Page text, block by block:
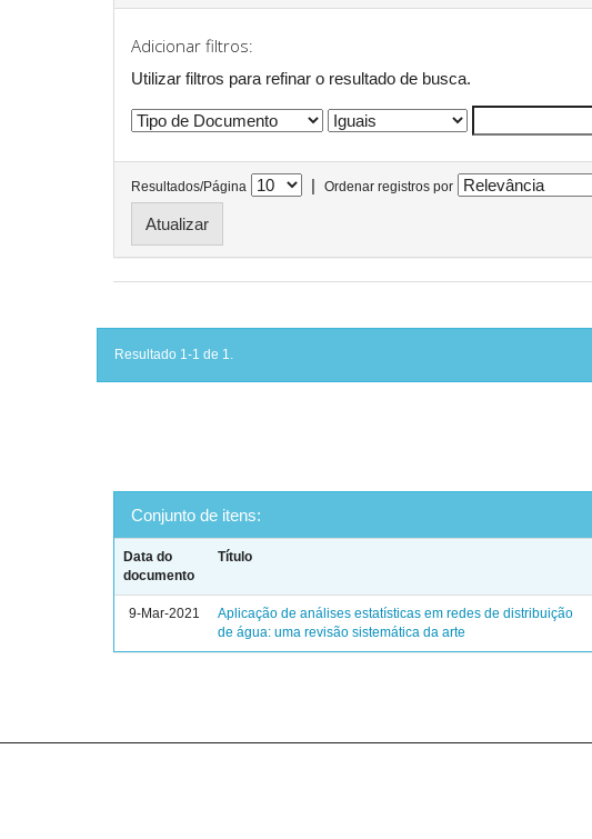
Adicionar filtros:
Utilizar filtros para refinar o resultado de busca.
Resultados/Página | Ordenar registros por
Resultado 1-1 de 1.
Conjunto de itens:
Data do
documento
Título
9-Mar-2021
Aplicação de análises estatísticas em redes de distribuição
de água: uma revisão sistemática da arte